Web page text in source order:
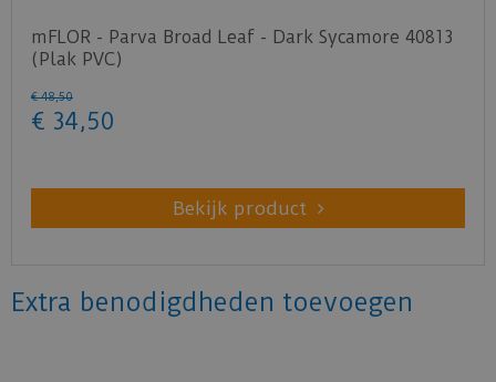
mFLOR - Parva Broad Leaf - Dark Sycamore 40813
(Plak PVC)
€ 48,50
€ 34,50
Bekijk product
Extra benodigdheden toevoegen